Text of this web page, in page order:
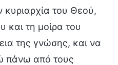
του Θεού,
και τη μοίρα του
της γνώσης, και να
πάνω από τους